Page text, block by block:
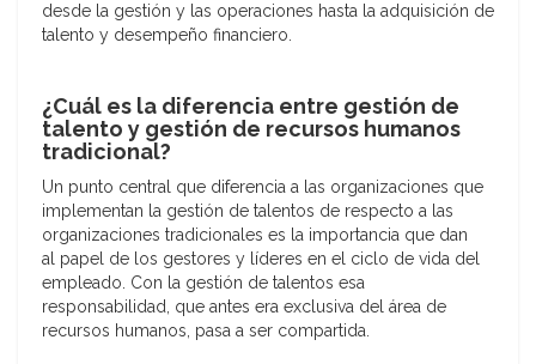
desde la gestión y las operaciones hasta la adquisición de
talento y desempeño financiero.
¿Cuál es la diferencia entre gestión de
talento y gestión de recursos humanos
tradicional?
Un punto central que diferencia a las organizaciones que
implementan la gestión de talentos de respecto a las
organizaciones tradicionales es la importancia que dan
al papel de los gestores y líderes en el ciclo de vida del
empleado. Con la gestión de talentos esa
responsabilidad, que antes era exclusiva del área de
recursos humanos, pasa a ser compartida.